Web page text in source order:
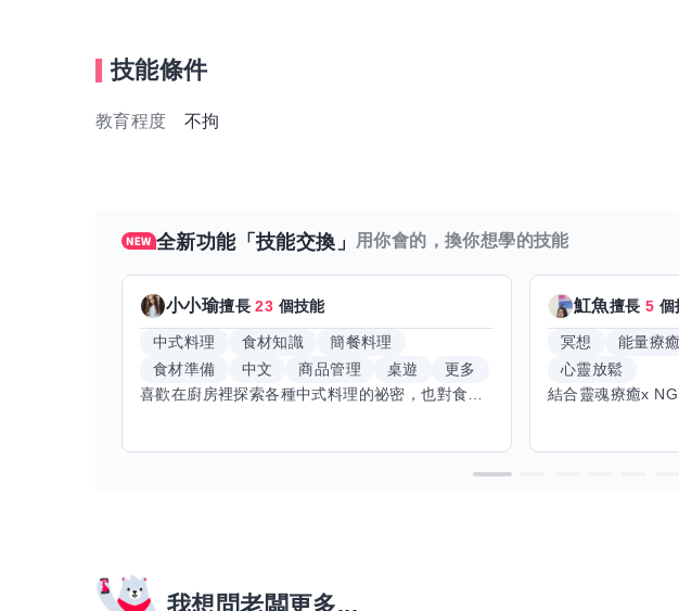
技能條件
教育程度 不拘
全新功能「技能交換」 用你會的，換你想學的技能
小小瑜擅長23 個技能
中式料理 食材知識
簡餐料理
食材準備
中文 商品管理 桌遊
更多
喜歡在廚房裡探索各種中式料理的祕密，也對食材的挑選和搭配充滿熱情。平常生活裡，簡餐料理是我的拿手好戲，讓人輕鬆又滿足。最近開始對手繪、攝影和影片剪輯有濃厚興趣，想找伙伴一起學習交換技能，互相激盪創意！希望能和你一起開心成長，分享不只是技術，更是快樂和靈感的碰撞。
魟魚擅長5 個
冥想 能量療癒
心靈放鬆
我想問老闆更多...